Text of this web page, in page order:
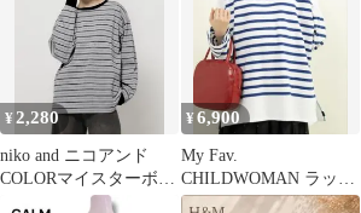
¥2,280
niko and ニコアンド
COLORマイスターボー
ダーロンT グレー M
¥6,900
My Fav.
CHILDWOMAN ラッセ
ルパネルボーダー BIG